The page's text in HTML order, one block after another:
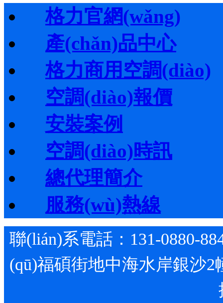
格力官網(wǎng)
產(chǎn)品中心
格力商用空調(diào)
空調(diào)報價
安裝案例
空調(diào)時訊
總代理簡介
服務(wù)熱線
聯(lián)系電話：131-0880-
(qū)福碩街地中海水岸銀沙2